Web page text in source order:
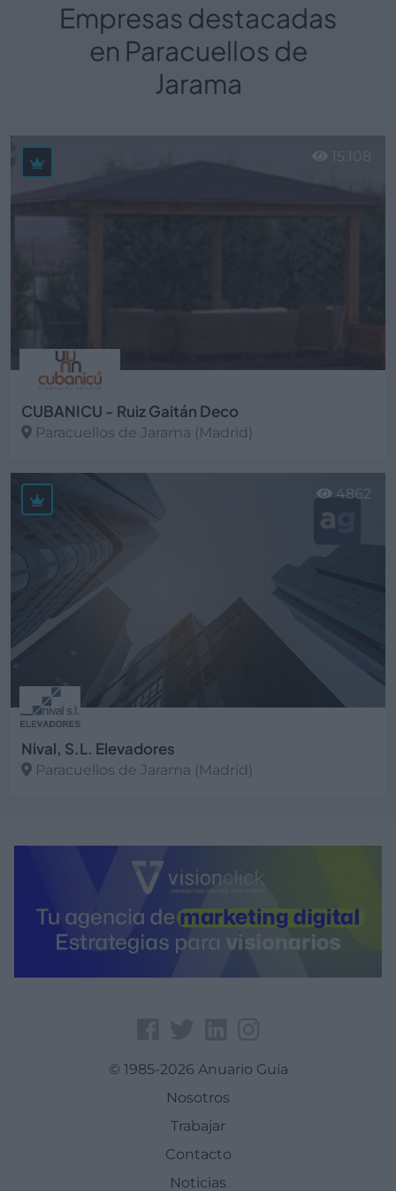
Empresas destacadas
en Paracuellos de
Jarama
CUBANICU - Ruiz Gaitán Deco
Paracuellos de Jarama (Madrid)
Ver más
15.108
Nival, S.L. Elevadores
Paracuellos de Jarama (Madrid)
4862
© 1985-2026 Anuario Guía
Nosotros
Trabajar
Contacto
Noticias